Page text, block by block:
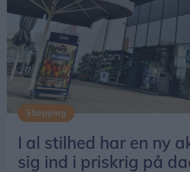
Shopping
I al stilhed har en ny
sig ind i priskrig på